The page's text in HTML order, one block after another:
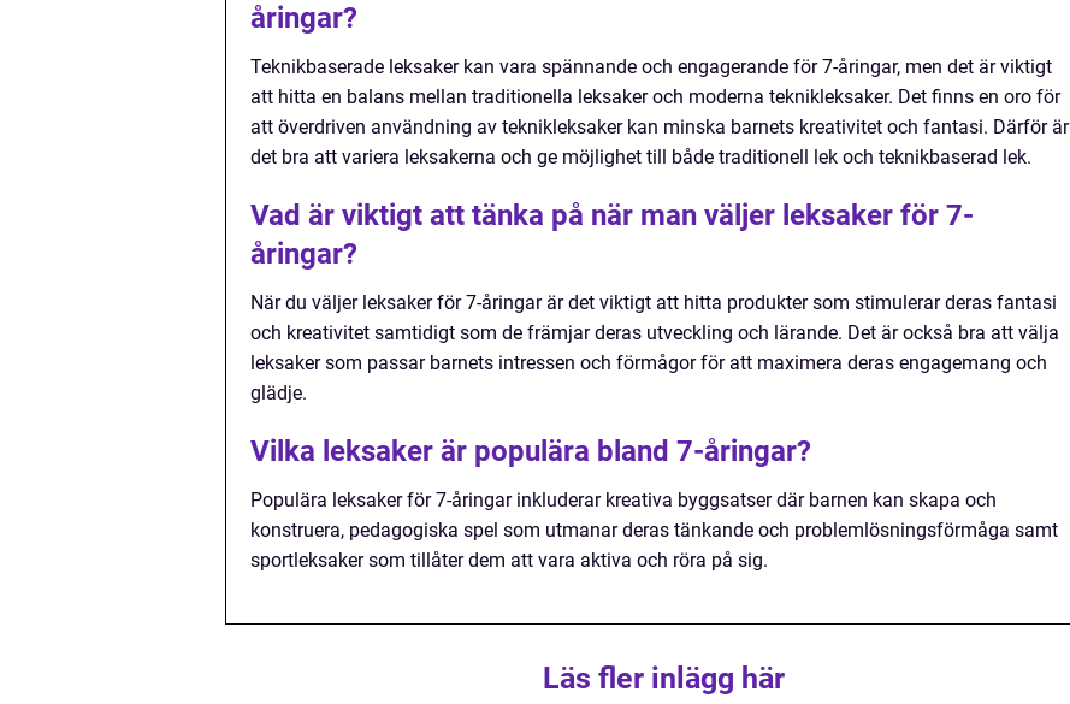
åringar?
Teknikbaserade leksaker kan vara spännande och engagerande för 7-åringar, men det är viktigt
att hitta en balans mellan traditionella leksaker och moderna teknikleksaker. Det finns en oro för
att överdriven användning av teknikleksaker kan minska barnets kreativitet och fantasi. Därför är
det bra att variera leksakerna och ge möjlighet till både traditionell lek och teknikbaserad lek.
Vad är viktigt att tänka på när man väljer leksaker för 7-
åringar?
När du väljer leksaker för 7-åringar är det viktigt att hitta produkter som stimulerar deras fantasi
och kreativitet samtidigt som de främjar deras utveckling och lärande. Det är också bra att välja
leksaker som passar barnets intressen och förmågor för att maximera deras engagemang och
glädje.
Vilka leksaker är populära bland 7-åringar?
Populära leksaker för 7-åringar inkluderar kreativa byggsatser där barnen kan skapa och
konstruera, pedagogiska spel som utmanar deras tänkande och problemlösningsförmåga samt
sportleksaker som tillåter dem att vara aktiva och röra på sig.
Läs fler inlägg här